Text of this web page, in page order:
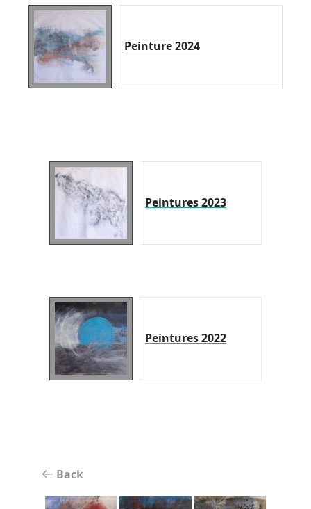
Peinture 2024
Peintures 2023
Peintures 2022
Back